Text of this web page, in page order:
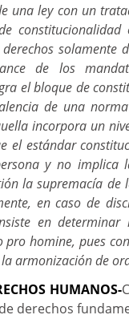
una ley con un
constitucionalidad
solamente
de los
el bloque de
de una
incorpora un
estándar
y no implica
la supremacía de
en caso de
en
homine, pues
armonización de
HUMANOS-
derechos